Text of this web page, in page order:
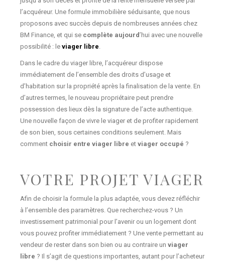
l’acquéreur. Une formule immobilière séduisante, que nous
proposons avec succès depuis de nombreuses années chez
BM Finance, et qui se complète aujourd’hui avec une nouvelle
possibilité : leviager libre.
Dans le cadre du viager libre, l’acquéreur dispose
immédiatement de l’ensemble des droits d’usage et
d’habitation sur la propriété après la finalisation de la vente. En
d’autres termes, le nouveau propriétaire peut prendre
possession des lieux dès la signature de l’acte authentique.
Une nouvelle façon de vivre le viager et de profiter rapidement
de son bien, sous certaines conditions seulement. Mais
comment choisir entre viager libre etviager occupé ?
VOTRE PROJET VIAGER
Afin de choisir la formule la plus adaptée, vous devez réfléchir
à l’ensemble des paramètres. Que recherchez-vous ? Un
investissement patrimonial pour l’avenir ou un logement dont
vous pouvez profiter immédiatement ? Une vente permettant au
vendeur de rester dans son bien ou au contraire unviager
libre ? Il s’agit de questions importantes, autant pour l’acheteur